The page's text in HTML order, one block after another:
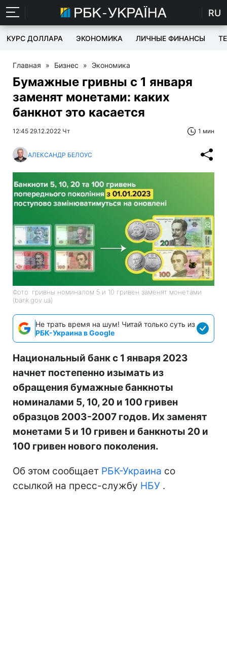
RU
КУРС ДОЛЛАРА ЭКОНОМИКА ЛИЧНЫЕ ФИНАНСЫ
Главная » Бизнес » Экономика
Бумажные гривны с 1 января
заменят монетами: каких
банкнот это касается
12:45 29.12.2022 Чт 1 мин
АЛЕКСАНДР БЕЛОУС
Фото: гривны номиналом 5 и 10 гривен заменят монетами
(bank.gov.ua)
Не трать время на шум! Читай только суть из
РБК-Украина в Google
Национальный банк с 1 января 2023
начнет постепенно изымать из
обращения бумажные банкноты
номиналами 5, 10, 20 и 100 гривен
образцов 2003-2007 годов. Их заменят
монетами 5 и 10 гривен и банкноты 20 и
100 гривен нового поколения.
Об этом сообщает РБК-Украина со
ссылкой на пресс-службу НБУ .